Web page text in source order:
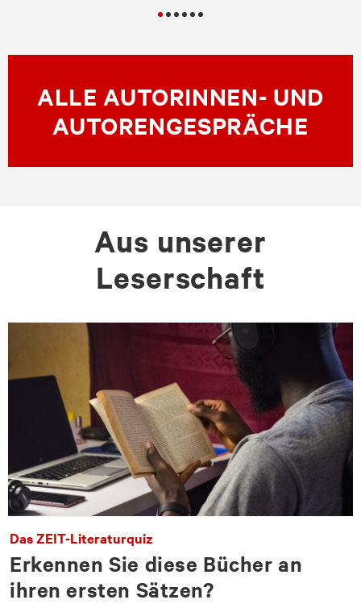
ALLE AUTORINNEN- UND
AUTORENGESPRÄCHE
Aus unserer
Leserschaft
Das ZEIT-Literaturquiz
Erkennen Sie diese Bücher an
ihren ersten Sätzen?